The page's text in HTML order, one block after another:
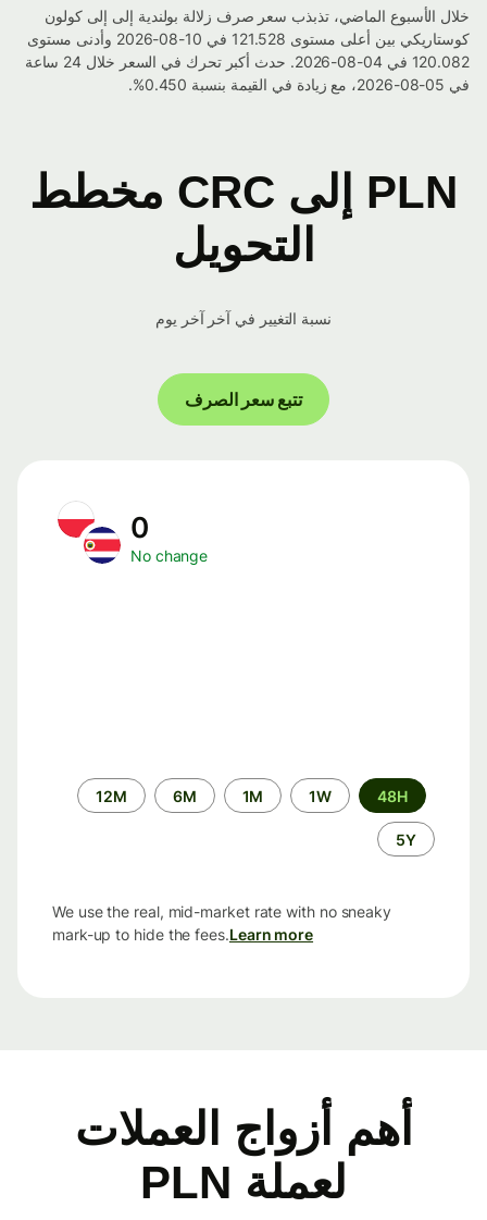
خلال الأسبوع الماضي، تذبذب سعر صرف زلالة بولندية إلى إلى كولون
كوستاريكي بين أعلى مستوى 121.528 في 10-08-2026 وأدنى مستوى
120.082 في 04-08-2026. حدث أكبر تحرك في السعر خلال 24 ساعة
في 05-08-2026، مع زيادة في القيمة بنسبة 0.450%.
PLN إلى CRC مخطط
التحويل
نسبة التغيير في آخر آخر يوم
تتبع سعر الصرف
0
No change
الفترة
الزمنية
48H
1W
1M
6M
12M
5Y
We use the real, mid-market rate with no sneaky
mark-up to hide the fees.Learn more
أهم أزواج العملات
لعملة PLN